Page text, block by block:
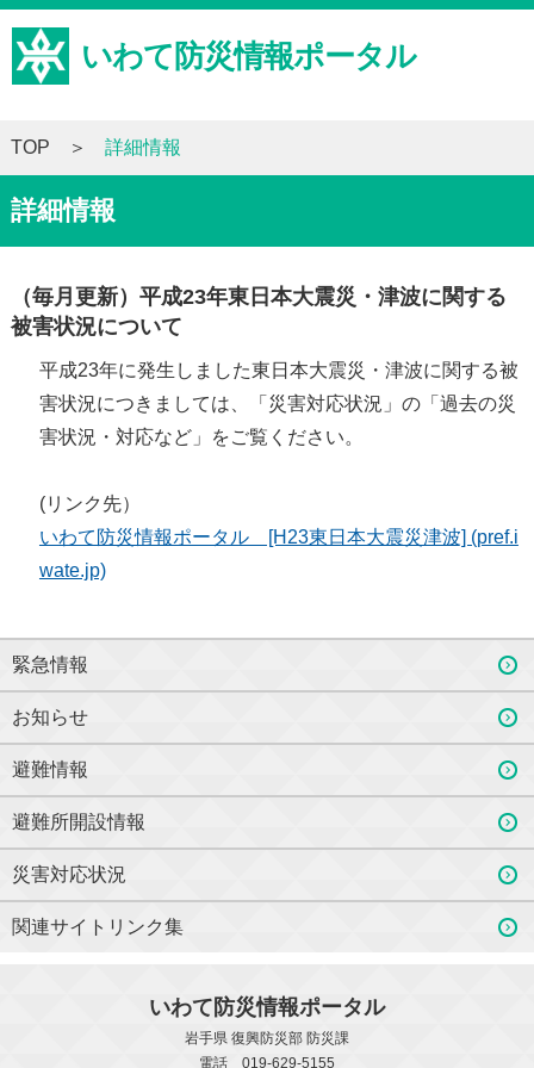
いわて防災情報ポータル
TOP 詳細情報
詳細情報
（毎月更新）平成23年東日本大震災・津波に関する
被害状況について
平成23年に発生しました東日本大震災・津波に関する被
害状況につきましては、「災害対応状況」の「過去の災
害状況・対応など」をご覧ください。
(リンク先）
いわて防災情報ポータル [H23東日本大震災津波] (pref.i
wate.jp)
緊急情報
お知らせ
避難情報
避難所開設情報
災害対応状況
関連サイトリンク集
いわて防災情報ポータル
岩手県 復興防災部 防災課
電話 019-629-5155